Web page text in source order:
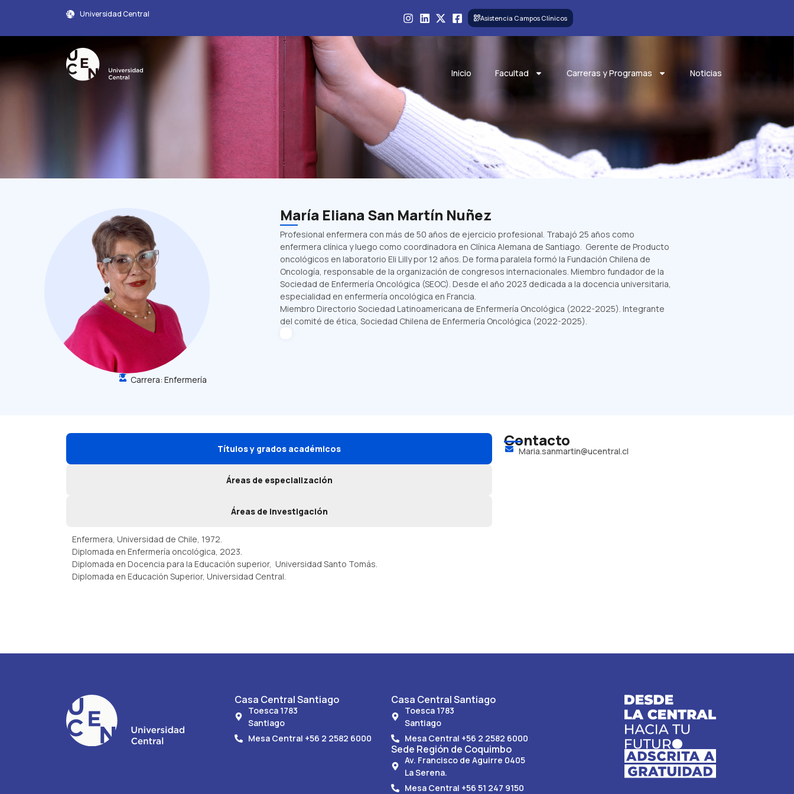
Universidad Central Asistencia Campos Clínicos
Inicio Facultad Carreras y Programas Noticias
Perfil Académico
Carrera:Enfermería
María Eliana San Martín Nuñez
Profesional enfermera con más de 50 años de ejercicio profesional. Trabajó 25 años como
enfermera clínica y luego como coordinadora en Clínica Alemana de Santiago. Gerente de Producto
oncológicos en laboratorio Eli Lilly por 12 años. De forma paralela formó la Fundación Chilena de
Oncología, responsable de la organización de congresos internacionales. Miembro fundador de la
Sociedad de Enfermería Oncológica (SEOC). Desde el año 2023 dedicada a la docencia universitaria,
especialidad en enfermería oncológica en Francia.
Miembro Directorio Sociedad Latinoamericana de Enfermería Oncológica (2022-2025). Integrante
del comité de ética, Sociedad Chilena de Enfermería Oncológica (2022-2025).
Títulos y grados académicos
Áreas de especialización
Áreas de investigación
Enfermera, Universidad de Chile, 1972.
Diplomada en Enfermería oncológica, 2023.
Diplomada en Docencia para la Educación superior, Universidad Santo Tomás.
Diplomada en Educación Superior, Universidad Central.
Contacto
Maria.sanmartin@ucentral.cl
Casa Central Santiago
Toesca 1783
Santiago
Mesa Central +56 2 2582 6000
Casa Central Santiago
Toesca 1783
Santiago
Mesa Central +56 2 2582 6000
Sede Región de Coquimbo
Av. Francisco de Aguirre 0405
La Serena.
Mesa Central +56 51 247 9150